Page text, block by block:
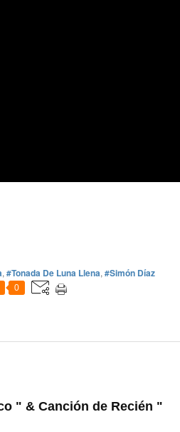
, #Tonada De Luna Llena, #Simón Díaz
0
" & Canción de Recién "